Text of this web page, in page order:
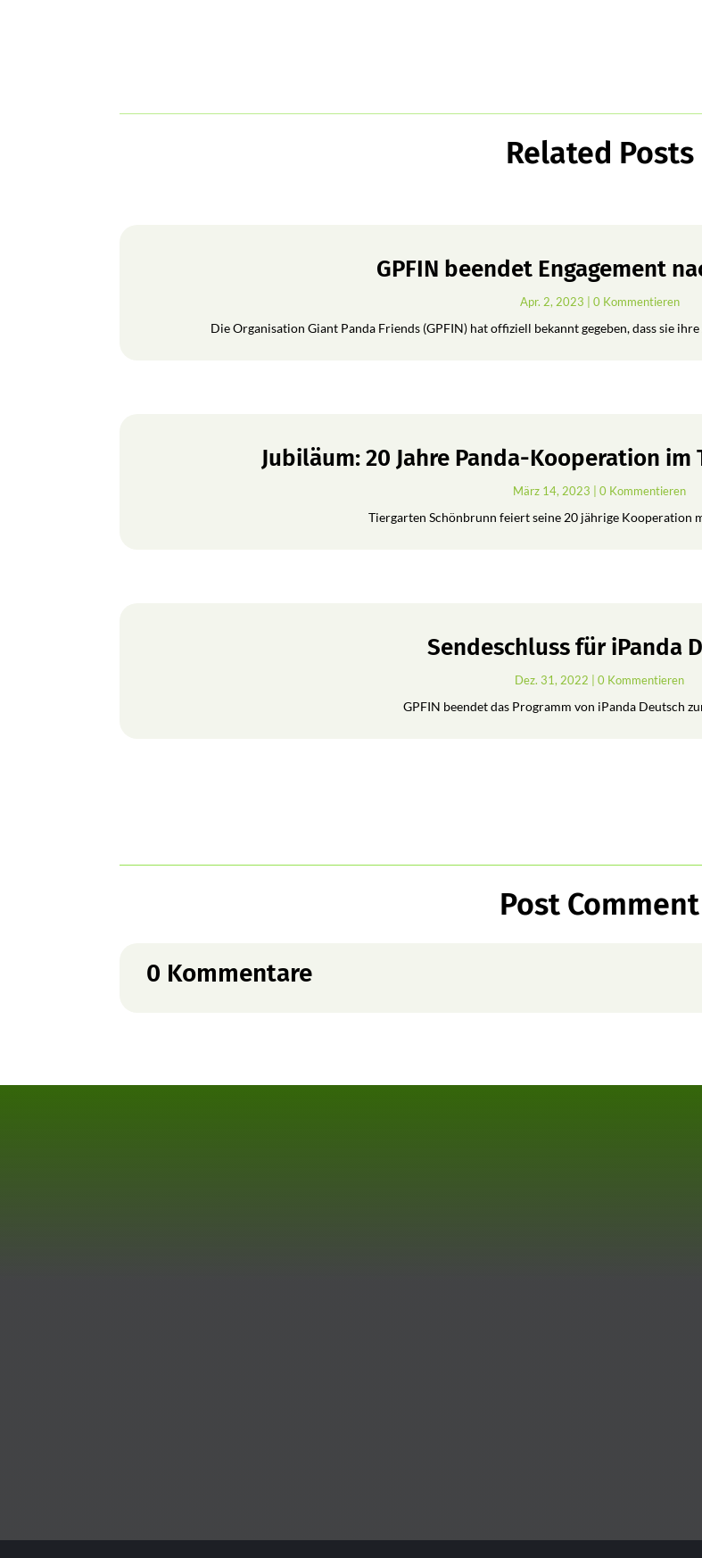
Related Posts
GPFIN beendet Engagement
Apr. 2, 2023 | 0 Kommentieren
Die Organisation Giant Panda Friends (GPFIN) hat offiziell bekannt gegeben, dass sie
Jubiläum: 20 Jahre Panda-Kooperation
März 14, 2023 | 0 Kommentieren
Tiergarten Schönbrunn feiert seine 20 jährige Kooperation
Sendeschluss für iPanda
Dez. 31, 2022 | 0 Kommentieren
GPFIN beendet das Programm von iPanda Deutsch
Post Comment
0 Kommentare